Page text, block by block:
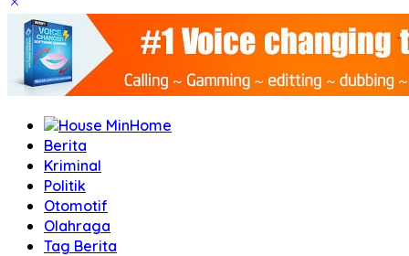
Home
Berita
Kriminal
Politik
Otomotif
Olahraga
Tag Berita